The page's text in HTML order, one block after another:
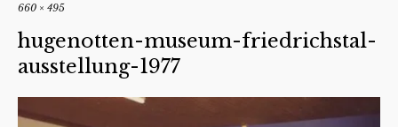
660 × 495
hugenotten-museum-friedrichstal-
ausstellung-1977